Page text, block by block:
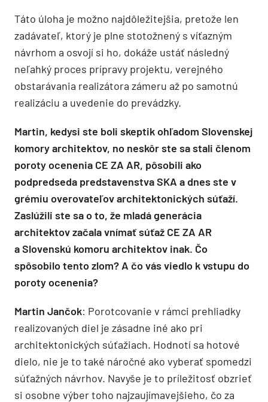
Táto úloha je možno najdôležitejšia, pretože len
zadávateľ, ktorý je plne stotožnený s víťazným
návrhom a osvojí si ho, dokáže ustáť následný
neľahký proces prípravy projektu, verejného
obstarávania realizátora zámeru až po samotnú
realizáciu a uvedenie do prevádzky.
Martin, kedysi ste boli skeptik ohľadom Slovenskej
komory architektov, no neskôr ste sa stali členom
poroty ocenenia CE ZA AR, pôsobili ako
podpredseda predstavenstva SKA a dnes ste v
grémiu overovateľov architektonických súťaží.
Zaslúžili ste sa o to, že mladá generácia
architektov začala vnímať súťaž CE ZA AR
a Slovenskú komoru architektov inak. Čo
spôsobilo tento zlom? A čo vás viedlo k vstupu do
poroty ocenenia?
Martin Jančok: Porotcovanie v rámci prehliadky
realizovaných diel je zásadne iné ako pri
architektonických súťažiach. Hodnotí sa hotové
dielo, nie je to také náročné ako vyberať spomedzi
súťažných návrhov. Navyše je to príležitosť obzrieť
si osobne výber toho najzaujímavejšieho, čo za